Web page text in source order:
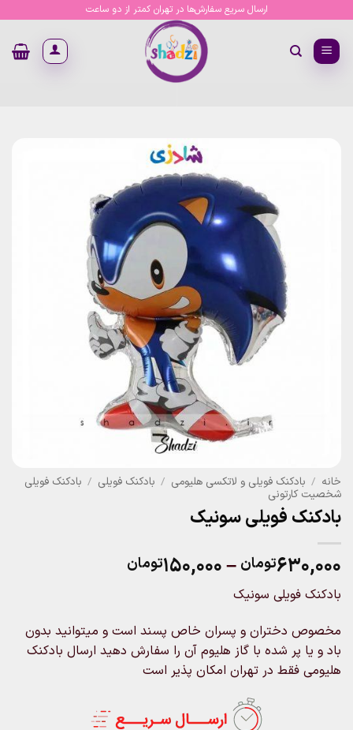
content
ارسال سریع سفارش‌ها در تهران کمتر از دو ساعت
خانه / بادکنک فویلی و لاتکسی هلیومی / بادکنک فویلی / بادکنک فویلی
شخصیت کارتونی
بادکنک فویلی سونیک
۶۳۰,۰۰۰تومان –۱۵۰,۰۰۰تومان
through
۶۳۰,۰۰۰تومان
بادکنک فویلی سونیک
مخصوص دختران و پسران خاص پسند است و میتوانید بدون
باد و یا پر شده با گاز هلیوم آن را سفارش دهید ارسال بادکنک
هلیومی فقط در تهران امکان پذیر است